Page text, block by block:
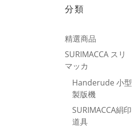
分類
精選商品
SURIMACCA スリ
マッカ
Handerude 小型
製版機
SURIMACCA絹印
道具